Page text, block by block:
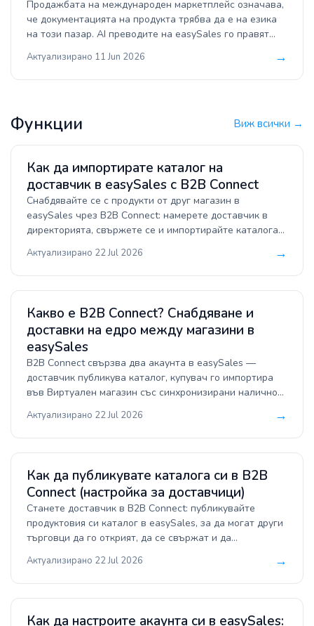
Продажбата на международен маркетплейс означава,
че документацията на продукта трябва да е на езика
на този пазар. AI преводите на easySales го правят
маркетплейс, името, описанието, категорията и
характеристиките се превеждат автоматично преди
преводите и как промените ти стигат до маркетплейса.
Актуализирано 11 Jun 2026 →
Функции Виж всички →
Как да импортирате каталог на
доставчик в easySales с B2B Connect
Снабдявайте се с продукти от друг магазин в
easySales чрез B2B Connect: намерете доставчик в
директорията, свържете се и импортирайте каталога
наличност, надценка и съпоставяне по SKU.
Поддържайте цените синхронизирани автоматично и
препращайте поръчките обратно към доставчика за
изпълнение.
Актуализирано 22 Jul 2026 →
Какво е B2B Connect? Снабдяване и
доставки на едро между магазини в
easySales
B2B Connect свързва два акаунта в easySales —
доставчик публикува каталог, купувач го импортира
във Виртуален магазин със синхронизирани наличност
доставчика за изпълнение.
Актуализирано 22 Jul 2026 →
Как да публикувате каталога си в B2B
Connect (настройка за доставчици)
Станете доставчик в B2B Connect: публикувайте
продуктовия си каталог в easySales, за да могат други
търговци да го открият, да се свържат и да
каталога, изберете публична или частна
визуализация, споделете код за свързване, добавете
логото си и управлявайте кои купувачи могат да
поръчват от вас — всичко от един екран.
Актуализирано 22 Jul 2026 →
Как да настроите акаунта си в easySales: